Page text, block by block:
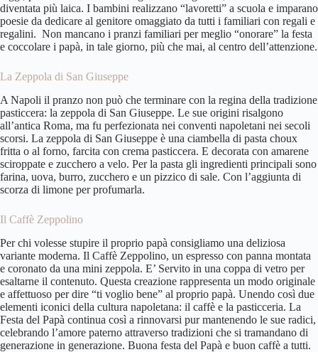
diventata più laica. I bambini realizzano “lavoretti” a scuola e imparano
poesie da dedicare al genitore omaggiato da tutti i familiari con regali e
regalini. Non mancano i pranzi familiari per meglio “onorare” la festa
e coccolare i papà, in tale giorno, più che mai, al centro dell’attenzione.
La Zeppola di San Giuseppe
A Napoli il pranzo non può che terminare con la regina della tradizione
pasticcera: la zeppola di San Giuseppe. Le sue origini risalgono
all’antica Roma, ma fu perfezionata nei conventi napoletani nei secoli
scorsi. La zeppola di San Giuseppe è una ciambella di pasta choux
fritta o al forno, farcita con crema pasticcera. E decorata con amarene
sciroppate e zucchero a velo. Per la pasta gli ingredienti principali sono
farina, uova, burro, zucchero e un pizzico di sale. Con l’aggiunta di
scorza di limone per profumarla.
Il Caffè Zeppolino
Per chi volesse stupire il proprio papà consigliamo una deliziosa
variante moderna. Il Caffè Zeppolino, un espresso con panna montata
e coronato da una mini zeppola. E’ Servito in una coppa di vetro per
esaltarne il contenuto. Questa creazione rappresenta un modo originale
e affettuoso per dire “ti voglio bene” al proprio papà. Unendo così due
elementi iconici della cultura napoletana: il caffè e la pasticceria. La
Festa del Papà continua così a rinnovarsi pur mantenendo le sue radici,
celebrando l’amore paterno attraverso tradizioni che si tramandano di
generazione in generazione. Buona festa del Papà e buon caffè a tutti.